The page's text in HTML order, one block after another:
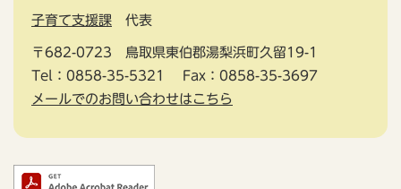
子育て支援課 代表
〒682-0723
鳥取県東伯郡湯梨浜町久留19-1
Tel：0858-35-5321
Fax：0858-35-3697
メールでのお問い合わせはこちら